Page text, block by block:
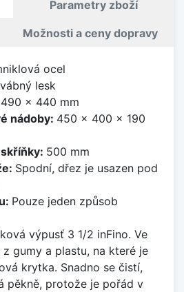
Parametry zboží
Možnosti a ceny dopravy
ocel
lesk
490 x 440 mm
nádoby: 450 x 400 x 190
500 mm
Spodní, dřez je usazen pod
Pouze jeden způsob
výpusť 3 1/2 inFino. Ve
gumy a plastu, na které je
krytka. Snadno se čistí,
pěkně, protože je pořád v